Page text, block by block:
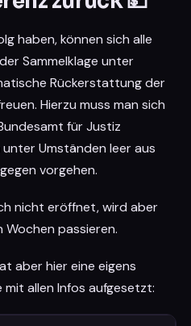
haben, können sich alle
Sammelklage unter
Rückerstattung der
Hierzu muss man sich
für Justiz
Umständen leer aus
vorgehen.
nicht eröffnet, wird aber
passieren.
aber hier eine eigens
allen Infos aufgesetzt: